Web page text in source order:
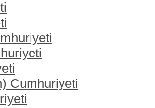
Cumhuriyeti